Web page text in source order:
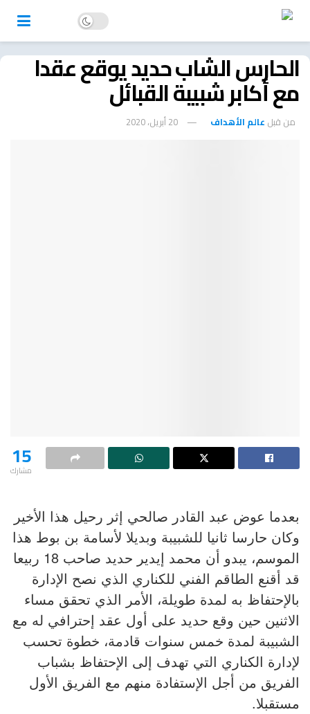
الحارس الشاب حديد يوقع عقدا
مع أكابر شبيبة القبائل
من قبل عالم الأهداف 20 أبريل، 2020
15
مشارك
بعدما عوض عبد القادر صالحي إثر رحيل هذا الأخير
وكان حارسا ثانيا للشبيبة وبديلا لأسامة بن بوط هذا
الموسم، يبدو أن محمد إيدير حديد صاحب 18 ربيعا
قد أقنع الطاقم الفني للكناري الذي نصح الإدارة
بالإحتفاظ به لمدة طويلة، الأمر الذي تحقق مساء
الاثنين حين وقع حديد على أول عقد إحترافي له مع
الشبيبة لمدة خمس سنوات قادمة، خطوة تحسب
لإدارة الكناري التي تهدف إلى الإحتفاظ بشباب
الفريق من أجل الإستفادة منهم مع الفريق الأول
مستقبلا.